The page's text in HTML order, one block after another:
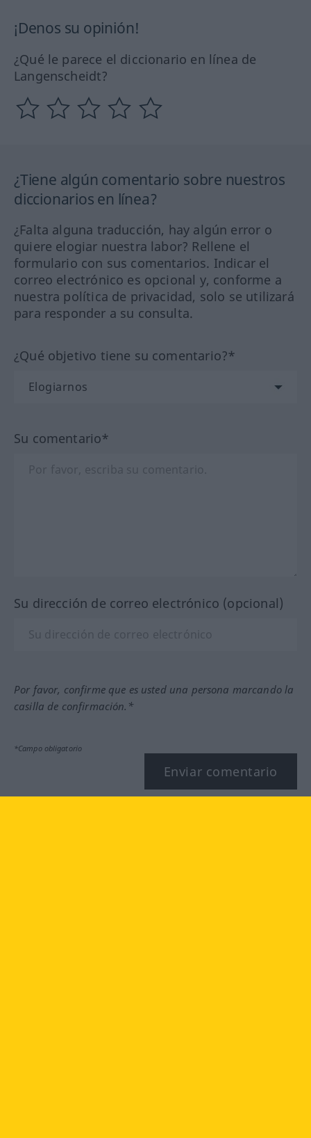
¡Denos su opinión!
¿Qué le parece el diccionario en línea de
Langenscheidt?
¿Tiene algún comentario sobre nuestros
diccionarios en línea?
¿Falta alguna traducción, hay algún error o
quiere elogiar nuestra labor? Rellene el
formulario con sus comentarios. Indicar el
correo electrónico es opcional y, conforme a
nuestra política de privacidad, solo se utilizará
para responder a su consulta.
¿Qué objetivo tiene su comentario?*
Su comentario*
Su dirección de correo electrónico (opcional)
Por favor, confirme que es usted una persona marcando la
casilla de confirmación.*
*Campo obligatorio
Enviar comentario